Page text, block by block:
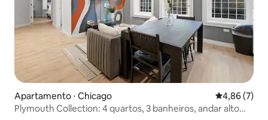
Apartamento ⋅ Chicago 4,86 de uma
4,86 (7)
Plymouth Collection: 4 quartos, 3 banheiros, andar alto